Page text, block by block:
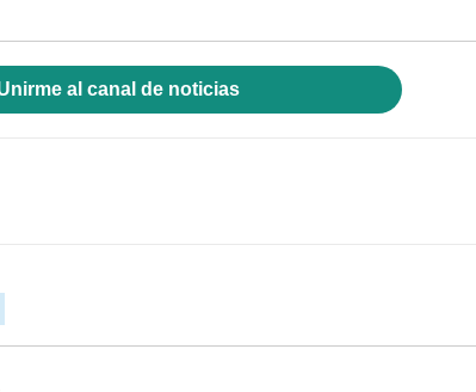
al canal de noticias